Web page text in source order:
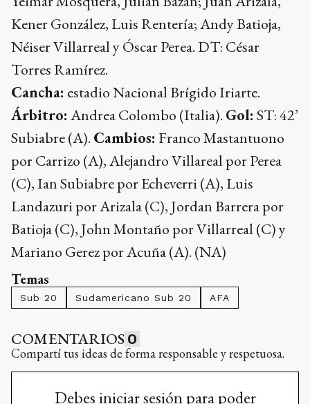
Subiabre (A).Cambios:Franco Mastantuono
por Carrizo (A), Alejandro Villareal por Perea
(C), Ian Subiabre por Echeverri (A), Luis
Landazuri por Arizala (C), Jordan Barrera por
Batioja (C), John Montaño por Villarreal (C) y
Mariano Gerez por Acuña (A). (NA)
Temas
Sudamericano Sub 20 AFA
COMENTARIOS0
Compartí tus ideas de forma responsable y respetuosa.
comentar
INICIAR
¿No tenés cuenta?